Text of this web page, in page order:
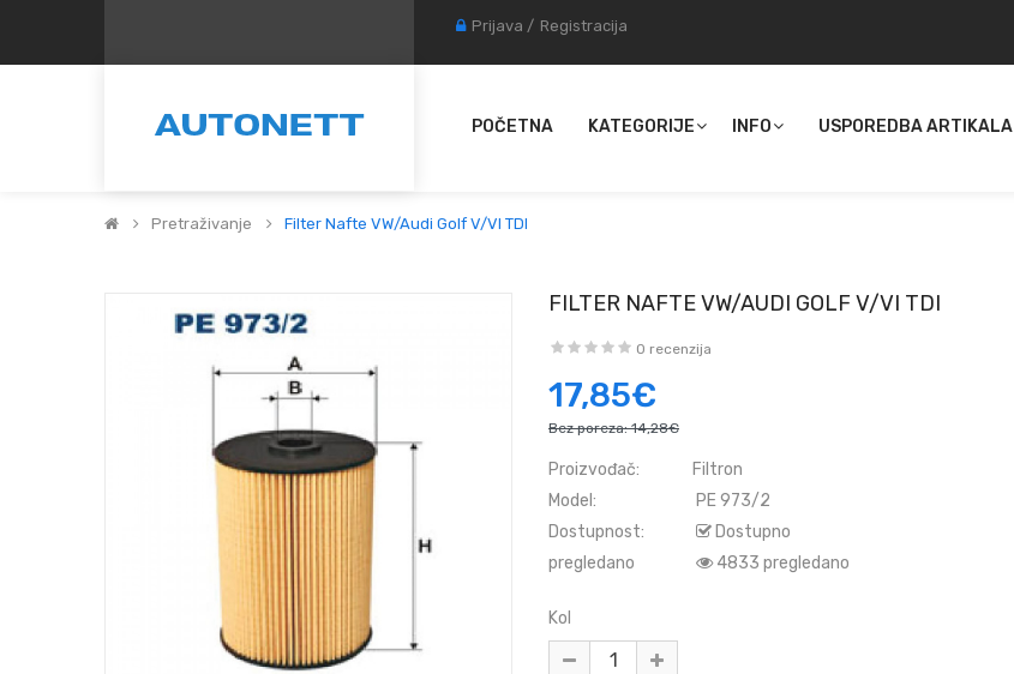
Prijava / Registracija
POČETNA KATEGORIJE INFO USPOREDBA ARTIKALA
Pretraživanje Filter Nafte VW/Audi Golf V/VI TDI
FILTER NAFTE VW/AUDI GOLF V/VI TDI
0 recenzija
17,85€
Bez poreza: 14,28€
Proizvođač:
Filtron
Model:
PE 973/2
Dostupnost:
Dostupno
pregledano
4833 pregledano
Kol